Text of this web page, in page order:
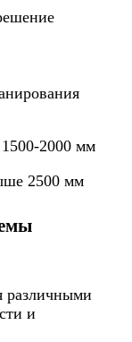
2000 мм
2500 мм
различными
и